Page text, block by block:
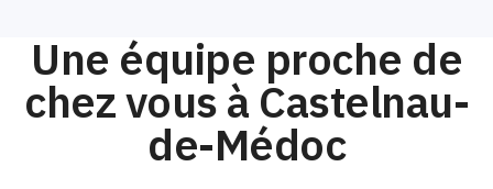
Une équipe proche de
chez vous à Castelnau-
de-Médoc